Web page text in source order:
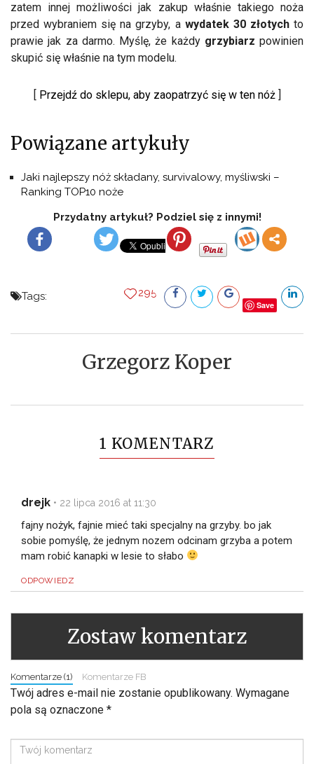
zatem innej możliwości jak zakup właśnie takiego noża
przed wybraniem się na grzyby, a wydatek 30 złotychto
prawie jak za darmo. Myślę, że każdy grzybiarz powinien
skupić się właśnie na tym modelu.
Przejdź do sklepu, aby zaopatrzyć się w ten nóż]
Powiązane artykuły
Jaki najlepszy nóż składany, survivalowy, myśliwski –
Ranking TOP10 noże
Przydatny artykuł? Podziel się z innymi!
Tags: 295
Save
Grzegorz Koper
1 KOMENTARZ
drejk • 22 lipca 2016 at 11:30
fajny nożyk, fajnie mieć taki specjalny na grzyby. bo jak
sobie pomyślę, że jednym nozem odcinam grzyba a potem
mam robić kanapki w lesie to słabo
ODPOWIEDZ
Zostaw komentarz
Komentarze (1) Komentarze FB
Twój adres e-mail nie zostanie opublikowany. Wymagane
pola są oznaczone *